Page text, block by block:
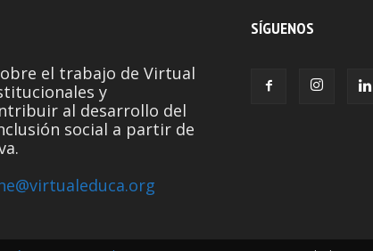
el trabajo de Virtual
y
al desarrollo del
social a partir de
SÍGUENOS